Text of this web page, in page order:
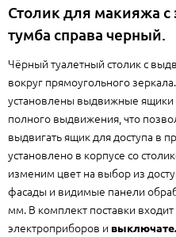
Столик для макияжа с
тумба справа черный.
Чёрный туалетный столик с
вокруг прямоугольного
установлены выдвижные
полного выдвижения, что
выдвигать ящик для доступа в
установлено в корпусе со
изменим цвет на выбор из
фасады и видимые панели
мм. В комплект поставки входит
электроприборов и